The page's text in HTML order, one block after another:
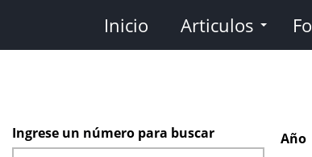
contenido
Inicio Articulos
Ingrese un número para buscar
Año